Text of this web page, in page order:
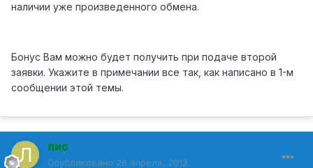
наличии уже произведенного обмена.
Бонус Вам можно будет получить при подаче второй
заявки. Укажите в примечании все так, как написано в 1-м
сообщении этой темы.
лис
Опубликовано 26 апреля, 2012